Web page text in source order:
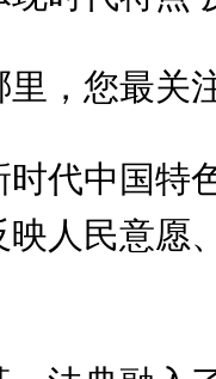
，您最关
代中国特
人民意愿